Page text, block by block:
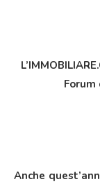
Forum
Anche